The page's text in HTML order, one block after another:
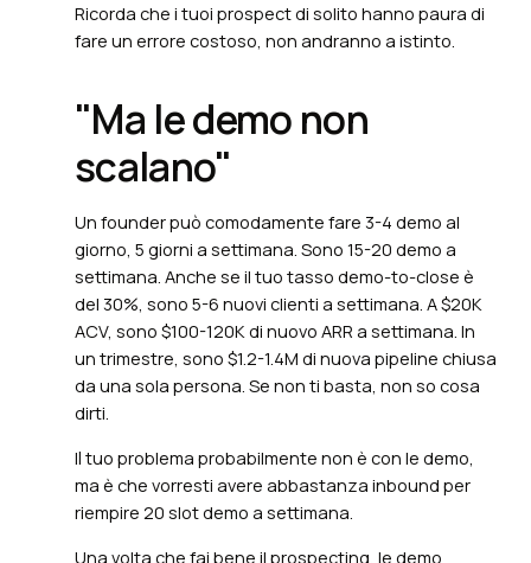
Ricorda che i tuoi prospect di solito hanno paura di
fare un errore costoso, non andranno a istinto.
"Ma le demo non
scalano"
Un founder può comodamente fare 3-4 demo al
giorno, 5 giorni a settimana. Sono 15-20 demo a
settimana. Anche se il tuo tasso demo-to-close è
del 30%, sono 5-6 nuovi clienti a settimana. A $20K
ACV, sono $100-120K di nuovo ARR a settimana. In
un trimestre, sono $1.2-1.4M di nuova pipeline chiusa
da una sola persona. Se non ti basta, non so cosa
dirti.
Il tuo problema probabilmente non è con le demo,
ma è che vorresti avere abbastanza inbound per
riempire 20 slot demo a settimana.
Una volta che fai bene il prospecting, le demo